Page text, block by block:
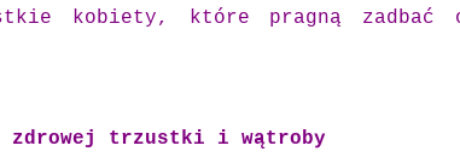
kobiety, które pragną
zdrowej trzustki i wątroby